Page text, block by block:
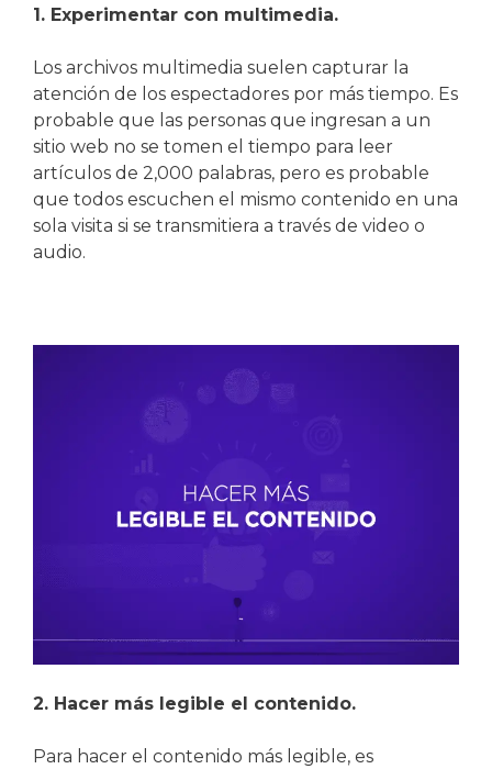
1. Experimentar con multimedia.
Los archivos multimedia suelen capturar la
atención de los espectadores por más tiempo. Es
probable que las personas que ingresan a un
sitio web no se tomen el tiempo para leer
artículos de 2,000 palabras, pero es probable
que todos escuchen el mismo contenido en una
sola visita si se transmitiera a través de video o
audio.
2. Hacer más legible el contenido.
Para hacer el contenido más legible, es